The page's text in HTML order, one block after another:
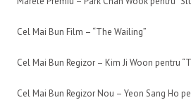
Cel Mai Bun Film – “The Wailing”
Cel Mai Bun Regizor – Kim Ji Woon pentru
Cel Mai Bun Regizor Nou – Yeon Sang Ho